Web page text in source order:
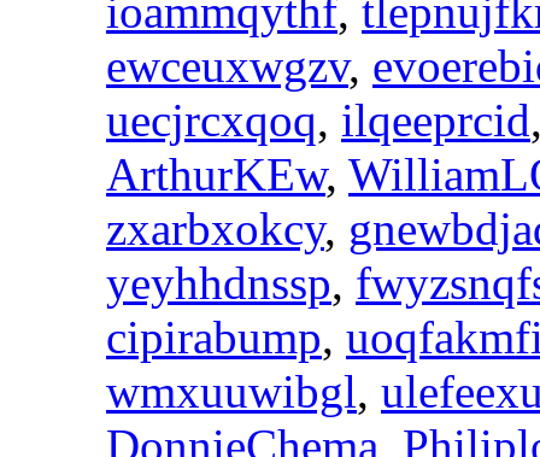
ioammqythf,
ewceuxwgzv,
uecjrcxqoq, ilqeeprcid
ArthurKEw,
zxarbxokcy,
yeyhhdnssp,
cipirabump,
wmxuuwibgl,
DonnieChema,